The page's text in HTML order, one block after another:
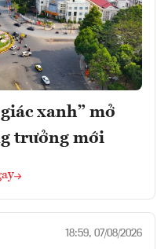
xanh” mở
trưởng mới
18:59, 07/08/2026